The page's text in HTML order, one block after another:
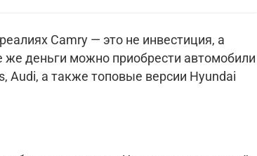
Camry — это не инвестиция, а
же деньги можно приобрести автомобили
Audi, а также топовые версии Hyundai